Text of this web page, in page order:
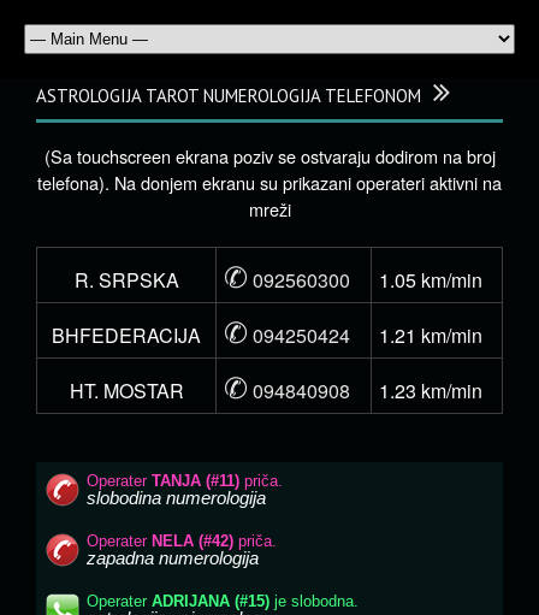
ASTROLOGIJA TAROT NUMEROLOGIJA TELEFONOM
(Sa touchscreen ekrana poziv se ostvaraju dodirom na broj
telefona). Na donjem ekranu su prikazani operateri aktivni na
mreži
R. SRPSKA ✆ 092560300
1.05 km/min
BHFEDERACIJA
✆ 094250424
1.21 km/min
HT. MOSTAR
✆ 094840908 1.23 km/min